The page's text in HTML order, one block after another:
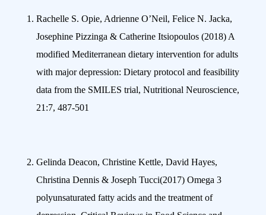
Rachelle S. Opie, Adrienne O’Neil, Felice N. Jacka,
Josephine Pizzinga & Catherine Itsiopoulos (2018) A
modified Mediterranean dietary intervention for adults
with major depression: Dietary protocol and feasibility
data from the SMILES trial, Nutritional Neuroscience,
21:7, 487-501
Gelinda Deacon, Christine Kettle, David Hayes,
Christina Dennis & Joseph Tucci(2017) Omega 3
polyunsaturated fatty acids and the treatment of